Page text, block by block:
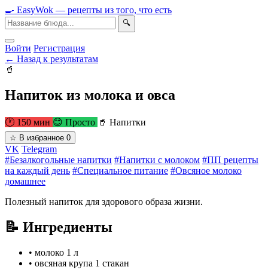
🍳 EasyWok — рецепты из того, что есть
🔍
Войти Регистрация
← Назад к результатам
🥤
Напиток из молока и овса
🕐 150 мин 😊 Просто 🥤 Напитки
☆ В избранное 0
VK Telegram
#Безалкогольные напитки #Напитки с молоком #ПП рецепты
на каждый день #Специальное питание #Овсяное молоко
домашнее
Полезный напиток для здорового образа жизни.
📝 Ингредиенты
• молоко 1 л
• овсяная крупа 1 стакан